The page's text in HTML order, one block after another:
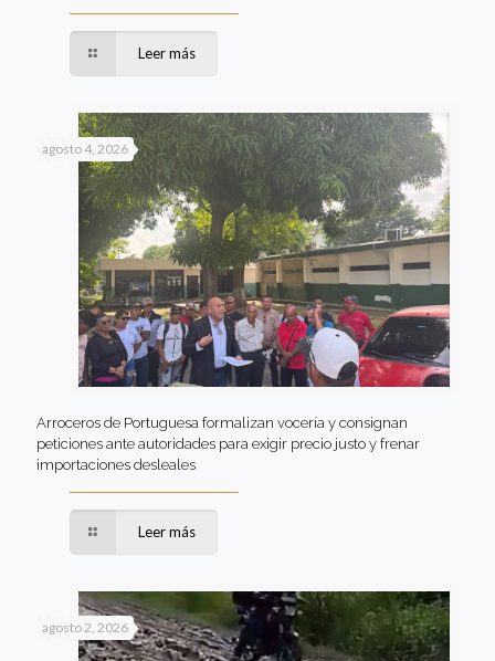
Leer más
agosto 4, 2026
Arroceros de Portuguesa formalizan vocería y consignan
peticiones ante autoridades para exigir precio justo y frenar
importaciones desleales
Leer más
agosto 2, 2026